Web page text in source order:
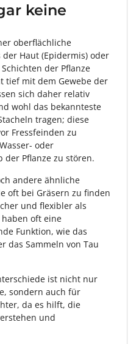
keine
oberflächliche
Haut (Epidermis) oder
der Pflanze
tief mit dem Gewebe der
sich daher relativ
wohl das bekannteste
tragen; diese
Fressfeinden zu
oder
Pflanze zu stören.
andere ähnliche
oft bei Gräsern zu finden
und flexibler als
oft eine
Funktion, wie das
das Sammeln von Tau
ist nicht nur
sondern auch für
da es hilft, die
und